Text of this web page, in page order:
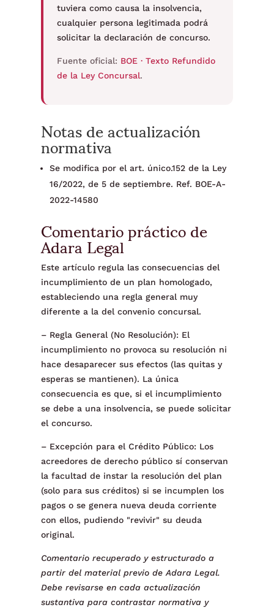
tuviera como causa la insolvencia,
cualquier persona legitimada podrá
solicitar la declaración de concurso.
Fuente oficial: BOE · Texto Refundido
de la Ley Concursal.
Notas de actualización
normativa
Se modifica por el art. único.152 de la Ley
16/2022, de 5 de septiembre. Ref. BOE-A-
2022-14580
Comentario práctico de
Adara Legal
Este artículo regula las consecuencias del
incumplimiento de un plan homologado,
estableciendo una regla general muy
diferente a la del convenio concursal.
– Regla General (No Resolución): El
incumplimiento no provoca su resolución ni
hace desaparecer sus efectos (las quitas y
esperas se mantienen). La única
consecuencia es que, si el incumplimiento
se debe a una insolvencia, se puede solicitar
el concurso.
– Excepción para el Crédito Público: Los
acreedores de derecho público sí conservan
la facultad de instar la resolución del plan
(solo para sus créditos) si se incumplen los
pagos o se genera nueva deuda corriente
con ellos, pudiendo "revivir" su deuda
original.
Comentario recuperado y estructurado a
partir del material previo de Adara Legal.
Debe revisarse en cada actualización
sustantiva para contrastar normativa y